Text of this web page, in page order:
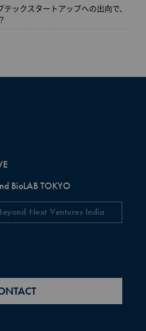
ックスタートアップへの出向で、
BioLAB TOKYO
Next Ventures India